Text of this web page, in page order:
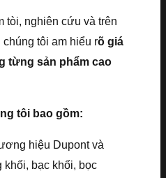
tòi, nghiên cứu và trên
tôi am hiểu rõ giá
từng sản phẩm cao
tôi bao gồm:
hiệu Dupont và
khối, bạc khối, bọc